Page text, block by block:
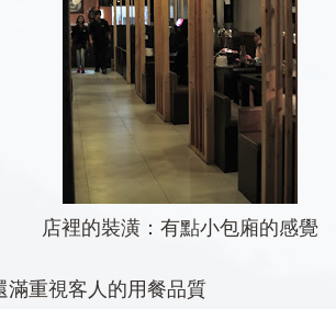
店裡的裝潢：有點小包廂的感覺
滿重視客人的用餐品質